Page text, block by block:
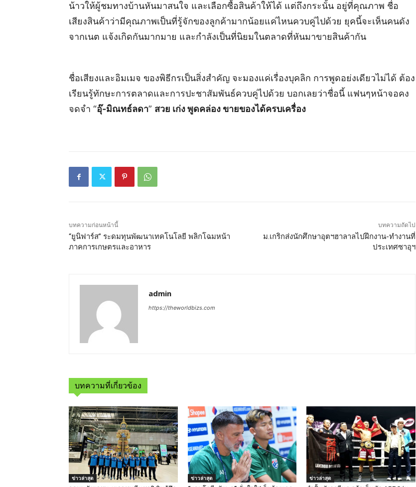
น้าวให้ผู้ชมทางบ้านหันมาสนใจ และเลือกซื้อสินค้าให้ได้ แต่ถึงกระนั้น อยู่ที่คุณภาพ ชื่อ
เสียงสินค้าว่ามีคุณภาพเป็นที่รู้จักของลูกค้ามากน้อยแค่ไหนควบคู่ไปด้วย ยุคนี้จะเห็นคนดัง
จากเนต แจ้งเกิดกันมากมาย และกำลังเป็นที่นิยมในตลาดที่หันมาขายสินค้ากัน
ชื่อเสียงและอิมเมจ ของพิธีกรเป็นสิ่งสำคัญ จะมองแค่เรื่องบุคลิก การพูดอย่งเดียวไม่ได้ ต้อง
เรียนรู้ทักษะการตลาดและการปะชาสัมพันธ์ควบคู่ไปด้วย บอกเลยว่าชื่อนี้ แฟนๆหน้าจอคง
จดจำ “อุ๊-มิณทธ์ลดา” สวย เก่ง พูดคล่อง ขายของได้ครบเครื่อง
บทความก่อนหน้านี้
“ยูนิฟาร์ส” ระดมทุนพัฒนาเทคโนโลยี พลิกโฉมหน้า
ภาคการเกษตรและอาหาร
บทความถัดไป
ม.เกริกส่งนักศึกษาอุตฯฮาลาลไปฝึกงาน-ทำงานที่
ประเทศซาอุฯ
admin
https://theworldbizs.com
บทความที่เกี่ยวข้อง
ข่าวล่าสุด ข่าวล่าสุด ข่าวล่าสุด